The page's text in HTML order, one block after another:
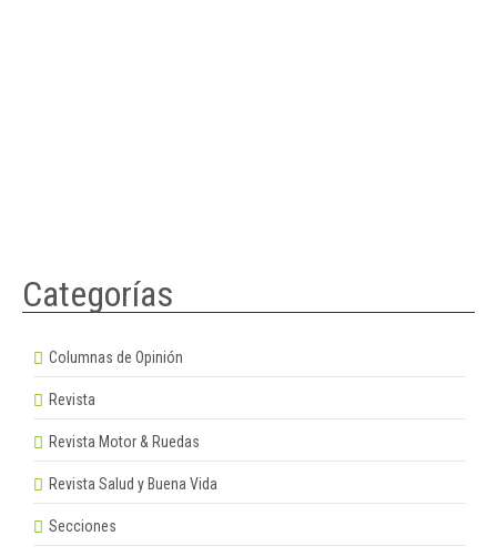
Categorías
Columnas de Opinión
Revista
Revista Motor & Ruedas
Revista Salud y Buena Vida
Secciones